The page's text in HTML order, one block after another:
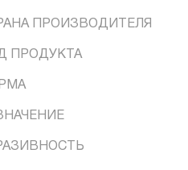
ПРОИЗВОДИТЕЛЯ
ПРОДУКТА